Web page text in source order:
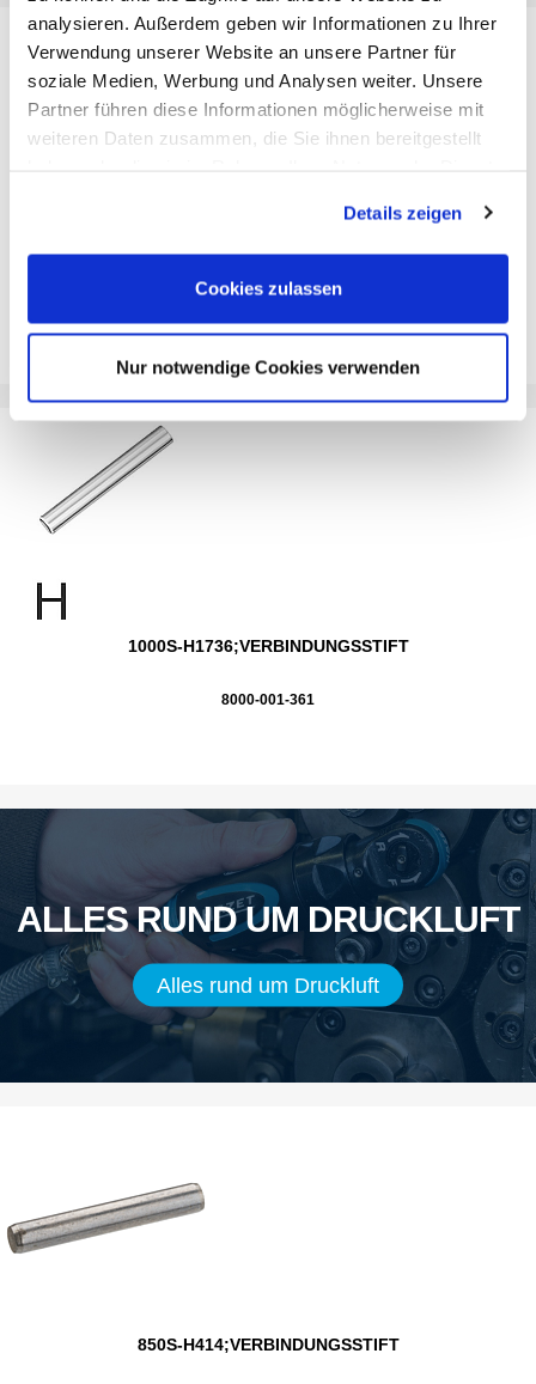
analysieren. Außerdem geben wir Informationen zu Ihrer
Verwendung unserer Website an unsere Partner für
soziale Medien, Werbung und Analysen weiter. Unsere
Partner führen diese Informationen möglicherweise mit
weiteren Daten zusammen, die Sie ihnen bereitgestellt
Cookies, wenn Sie unsere Webseite weiterhin nutzen.
Details zeigen
Cookies zulassen
Nur notwendige Cookies verwenden
8000-002-399
1000S-H1736;VERBINDUNGSSTIFT
8000-001-361
ALLES RUND UM DRUCKLUFT
Alles rund um Druckluft
850S-H414;VERBINDUNGSSTIFT